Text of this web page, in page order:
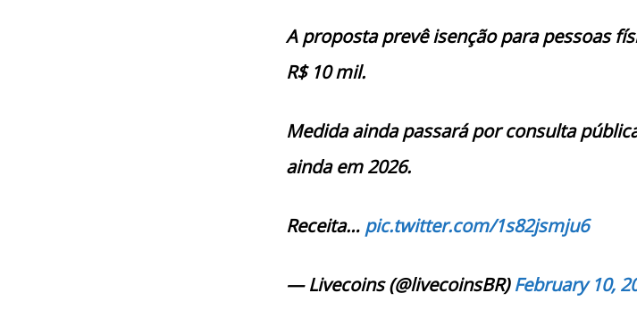
A proposta prevê isenção para pessoas
R$ 10 mil.
Medida ainda passará por consulta
ainda em 2026.
Receita… pic.twitter.com/1s82jsmju6
— Livecoins (@livecoinsBR)February 10,